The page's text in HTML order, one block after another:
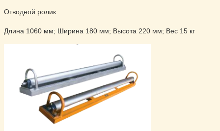
Отводной ролик.
Длина 1060 мм; Ширина 180 мм; Высота 220 мм; Вес 15 кг